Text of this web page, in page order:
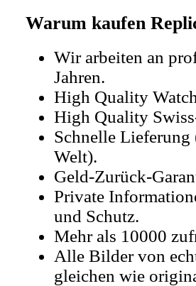
Warum kaufen
Wir arbeiten an
Jahren.
High Quality
High Quality
Schnelle Lieferung
Welt).
Geld-Zurück-
Private
und Schutz.
Mehr als 10000
Alle Bilder von
gleichen wie